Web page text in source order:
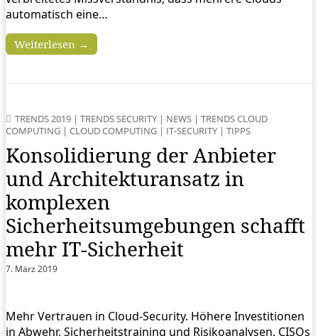
automatisch eine…
Weiterlesen →
TRENDS 2019 | TRENDS SECURITY | NEWS | TRENDS CLOUD
COMPUTING | CLOUD COMPUTING | IT-SECURITY | TIPPS
Konsolidierung der Anbieter
und Architekturansatz in
komplexen
Sicherheitsumgebungen schafft
mehr IT-Sicherheit
7. März 2019
Mehr Vertrauen in Cloud-Security. Höhere Investitionen
in Abwehr, Sicherheitstraining und Risikoanalysen. CISOs